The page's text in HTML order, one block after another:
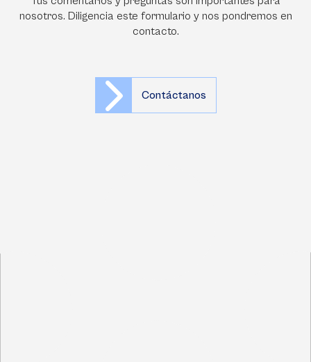
nosotros. Diligencia este formulario y nos pondremos en
contacto.
Contáctanos